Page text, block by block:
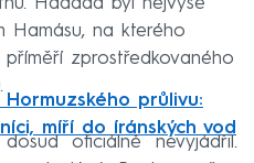
Haddád byl nejvýše
Hamásu, na kterého
zprostředkovaného
průlivu:
míří do íránských vod
oficiálně nevyjádřil.